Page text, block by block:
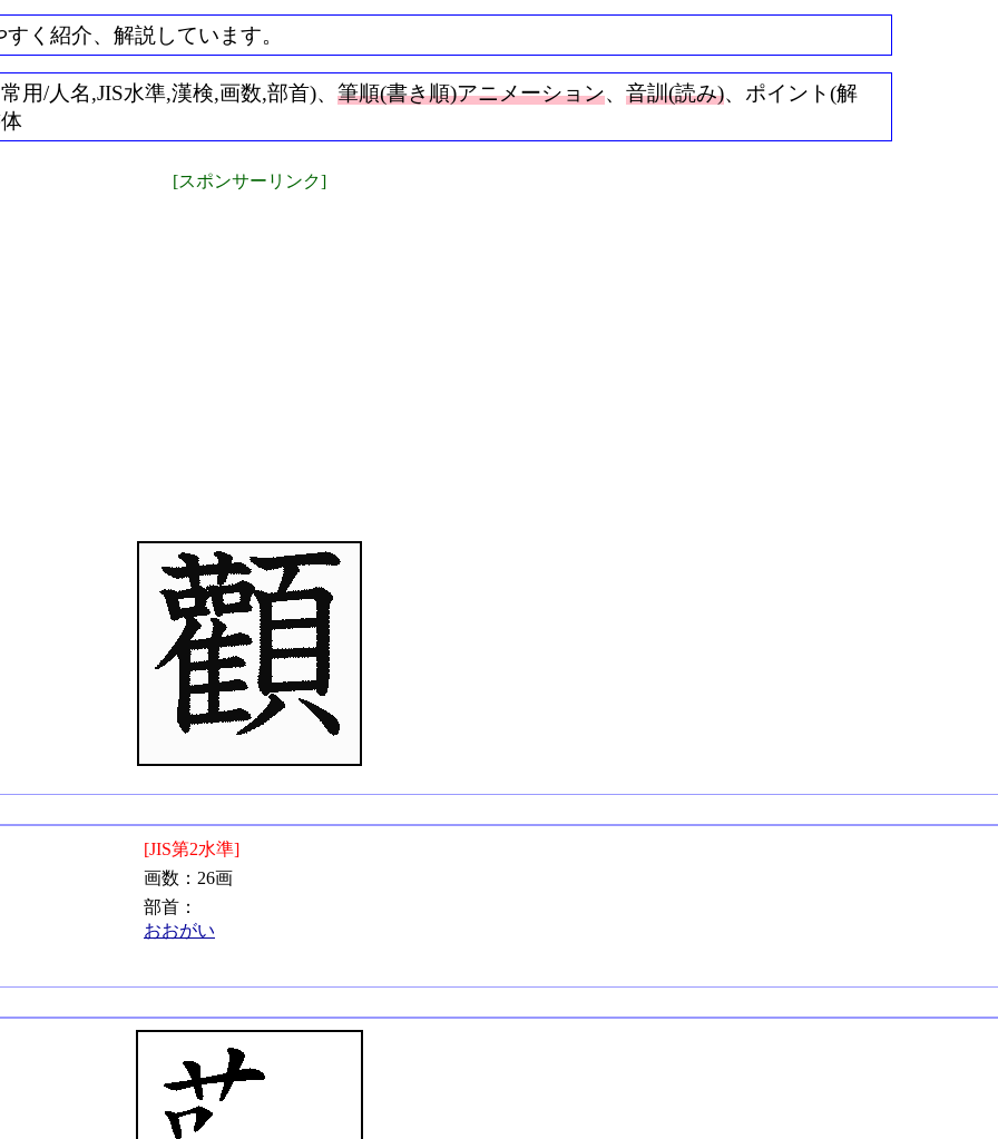
く紹介、解説しています。
用/人名,JIS水準,漢検,画数,部首)、 筆順(書き順)アニメーション、 音訓(読み)、ポイント(解
[スポンサーリンク]
[JIS第2水準]
画数：26画
部首：
おおがい